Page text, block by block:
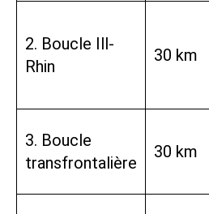
2. Boucle Ill-
Rhin
30 km
3. Boucle
transfrontalière
30 km